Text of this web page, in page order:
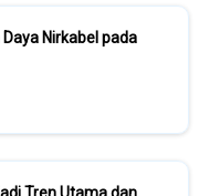
Nirkabel pada